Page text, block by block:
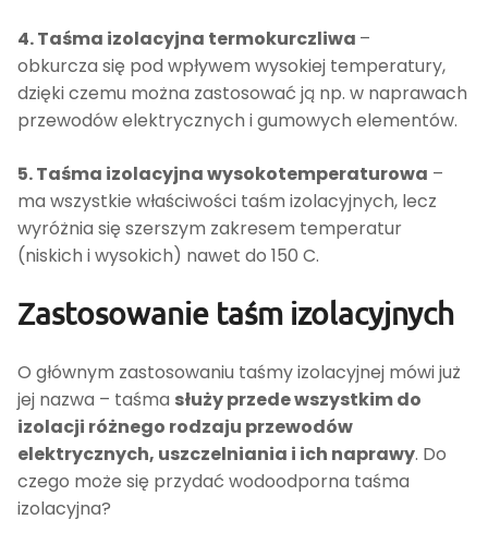
4. Taśma izolacyjna termokurczliwa –
obkurcza się pod wpływem wysokiej temperatury,
dzięki czemu można zastosować ją np. w naprawach
przewodów elektrycznych i gumowych elementów.
5. Taśma izolacyjna wysokotemperaturowa –
ma wszystkie właściwości taśm izolacyjnych, lecz
wyróżnia się szerszym zakresem temperatur
(niskich i wysokich) nawet do 150 C.
Zastosowanie taśm izolacyjnych
O głównym zastosowaniu taśmy izolacyjnej mówi już
jej nazwa – taśma służy przede wszystkim do
izolacji różnego rodzaju przewodów
elektrycznych, uszczelniania i ich naprawy. Do
czego może się przydać wodoodporna taśma
izolacyjna?